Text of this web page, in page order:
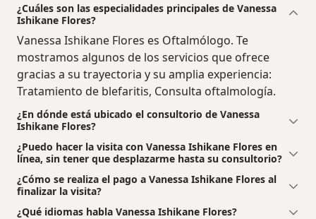
¿Cuáles son las especialidades principales de Vanessa
Ishikane Flores?
Vanessa Ishikane Flores es Oftalmólogo. Te
mostramos algunos de los servicios que ofrece
gracias a su trayectoria y su amplia experiencia:
Tratamiento de blefaritis, Consulta oftalmología.
¿En dónde está ubicado el consultorio de Vanessa
Ishikane Flores?
¿Puedo hacer la visita con Vanessa Ishikane Flores en
línea, sin tener que desplazarme hasta su consultorio?
¿Cómo se realiza el pago a Vanessa Ishikane Flores al
finalizar la visita?
¿Qué idiomas habla Vanessa Ishikane Flores?